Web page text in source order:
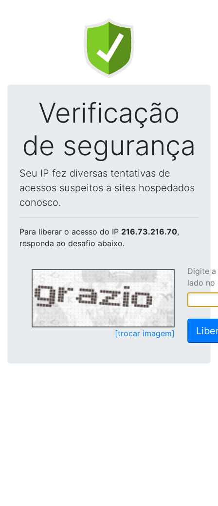
Verificação
de segurança
Seu IP fez diversas tentativas de
acessos suspeitos a sites hospedados
conosco.
Para liberar o acesso do IP 216.73.216.70,
responda ao desafio abaixo.
[trocar imagem]
Digite
lado no